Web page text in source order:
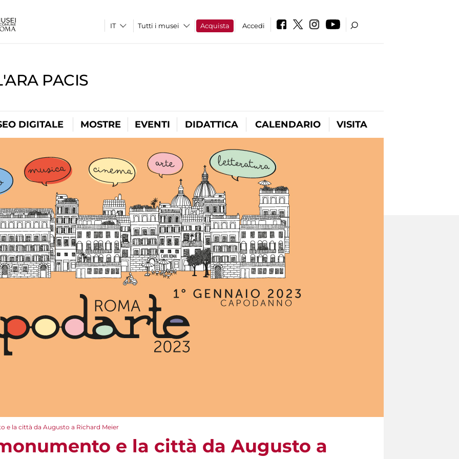
Tutti i musei Acquista Accedi
PACIS
DIGITALE MOSTRE EVENTI DIDATTICA CALENDARIO VISITA
e la città da Augusto a Richard Meier
e la città da Augusto a